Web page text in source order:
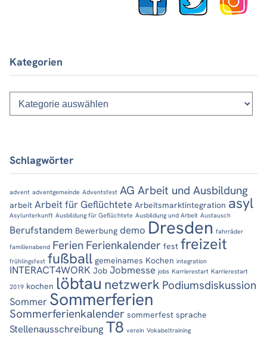
Kategorien
Kategorien
Schlagwörter
advent adventgemeinde Adventsfest AG Arbeit und Ausbildung
arbeit Arbeit für Geflüchtete Arbeitsmarktintegration asyl
Asylunterkunft Ausbildung für Geflüchtete Ausbildung und Arbeit Austausch
Berufstandem Bewerbung demo Dresden fahrräder
familienabend Ferien Ferienkalender fest freizeit
frühlingsfest fußball gemeinames Kochen integration
INTERACT4WORK Job Jobmesse jobs Karrierestart Karrierestart
2019 kochen löbtau netzwerk Podiumsdiskussion
Sommer Sommerferien
Sommerferienkalender sommerfest sprache
Stellenausschreibung T8 verein Vokabeltraining